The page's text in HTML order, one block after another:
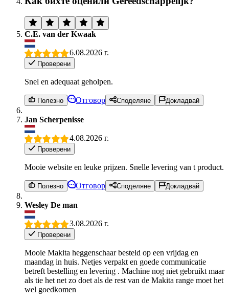
C.E. van der Kwaak
6.08.2026 г.
Проверени
Snel en adequaat geholpen.
Полезно Отговор Споделяне Докладвай
Jan Scherpenisse
4.08.2026 г.
Проверени
Mooie website en leuke prijzen. Snelle levering van t product.
Полезно Отговор Споделяне Докладвай
Wesley De man
3.08.2026 г.
Проверени
Mooie Makita heggenschaar besteld op een vrijdag en
maandag in huis. Netjes verpakt en goede communicatie
betreft bestelling en levering . Machine nog niet gebruikt maar
als tie het net zo doet als de rest van de Makita range moet het
wel goedkomen